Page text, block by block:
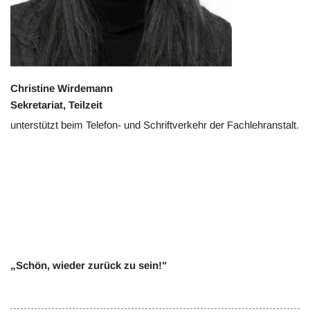
Christine Wirdemann
Sekretariat, Teilzeit
unterstützt beim Telefon- und Schriftverkehr der Fachlehranstalt.
„Schön, wieder zurück zu sein!"